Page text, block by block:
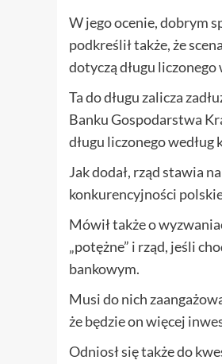
W jego ocenie, dobrym
podkreślił także, że
dotyczą długu
Ta do długu zalicza
Banku Gospodarstwa
długu liczonego
Jak dodał, rząd stawia
konkurencyjności
Mówił także o
„potężne” i rząd, jeśli
bankowym.
Musi do nich
że będzie on więcej
Odniosł się także do